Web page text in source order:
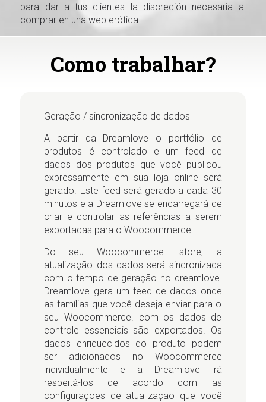
para dar a tus clientes la discreción necesaria al
comprar en una web erótica.
Como trabalhar?
Geração / sincronização de dados
A partir da Dreamlove o portfólio de
produtos é controlado e um feed de
dados dos produtos que você publicou
expressamente em sua loja online será
gerado. Este feed será gerado a cada 30
minutos e a Dreamlove se encarregará de
criar e controlar as referências a serem
exportadas para o Woocommerce.
Do seu Woocommerce. store, a
atualização dos dados será sincronizada
com o tempo de geração no dreamlove.
Dreamlove gera um feed de dados onde
as famílias que você deseja enviar para o
seu Woocommerce. com os dados de
controle essenciais são exportados. Os
dados enriquecidos do produto podem
ser adicionados no Woocommerce
individualmente e a Dreamlove irá
respeitá-los de acordo com as
configurações de atualização que você